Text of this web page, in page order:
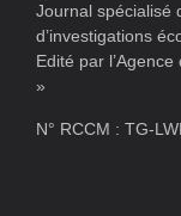
Journal spécialisé
d’investigations
Edité par
»
N° RCCM : TG-